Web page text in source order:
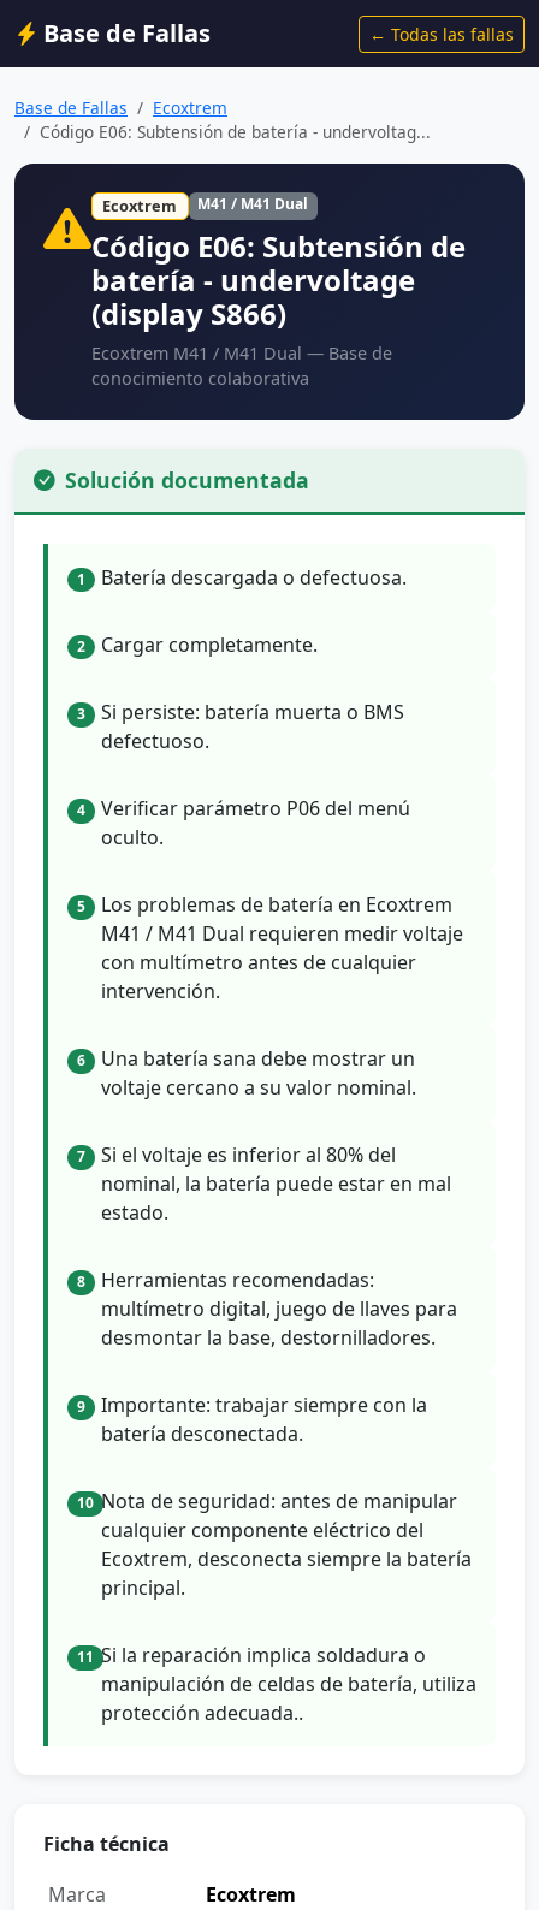
Base de Fallas ← Todas las fallas
Base de Fallas
Ecoxtrem
Código E06: Subtensión de batería - undervoltag...
Ecoxtrem M41 / M41 Dual
Código E06: Subtensión de
batería - undervoltage
(display S866)
Ecoxtrem M41 / M41 Dual — Base de
conocimiento colaborativa
Solución documentada
1 Batería descargada o defectuosa.
2 Cargar completamente.
3
Si persiste: batería muerta o BMS
defectuoso.
4
Verificar parámetro P06 del menú
oculto.
5
Los problemas de batería en Ecoxtrem
M41 / M41 Dual requieren medir voltaje
con multímetro antes de cualquier
intervención.
6
Una batería sana debe mostrar un
voltaje cercano a su valor nominal.
7
Si el voltaje es inferior al 80% del
nominal, la batería puede estar en mal
estado.
8
Herramientas recomendadas:
multímetro digital, juego de llaves para
desmontar la base, destornilladores.
9
Importante: trabajar siempre con la
batería desconectada.
10 Nota de seguridad: antes de manipular
cualquier componente eléctrico del
Ecoxtrem, desconecta siempre la batería
principal.
11 Si la reparación implica soldadura o
manipulación de celdas de batería, utiliza
protección adecuada..
Ficha técnica
Marca
Ecoxtrem